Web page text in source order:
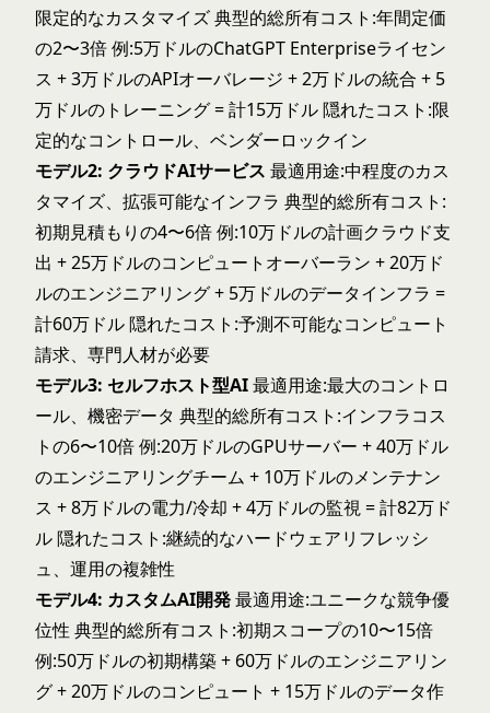
限定的なカスタマイズ 典型的総所有コスト:年間定価
の2〜3倍 例:5万ドルのChatGPT Enterpriseライセン
ス + 3万ドルのAPIオーバレージ + 2万ドルの統合 + 5
万ドルのトレーニング = 計15万ドル 隠れたコスト:限
定的なコントロール、ベンダーロックイン
モデル2: クラウドAIサービス 最適用途:中程度のカス
タマイズ、拡張可能なインフラ 典型的総所有コスト:
初期見積もりの4〜6倍 例:10万ドルの計画クラウド支
出 + 25万ドルのコンピュートオーバーラン + 20万ド
ルのエンジニアリング + 5万ドルのデータインフラ =
計60万ドル 隠れたコスト:予測不可能なコンピュート
請求、専門人材が必要
モデル3: セルフホスト型AI最適用途:最大のコントロ
ール、機密データ 典型的総所有コスト:インフラコス
トの6〜10倍 例:20万ドルのGPUサーバー + 40万ドル
のエンジニアリングチーム + 10万ドルのメンテナン
ス + 8万ドルの電力/冷却 + 4万ドルの監視 = 計82万ド
ル 隠れたコスト:継続的なハードウェアリフレッシ
ュ、運用の複雑性
モデル4: カスタムAI開発最適用途:ユニークな競争優
位性 典型的総所有コスト:初期スコープの10〜15倍
例:50万ドルの初期構築 + 60万ドルのエンジニアリン
グ + 20万ドルのコンピュート + 15万ドルのデータ作